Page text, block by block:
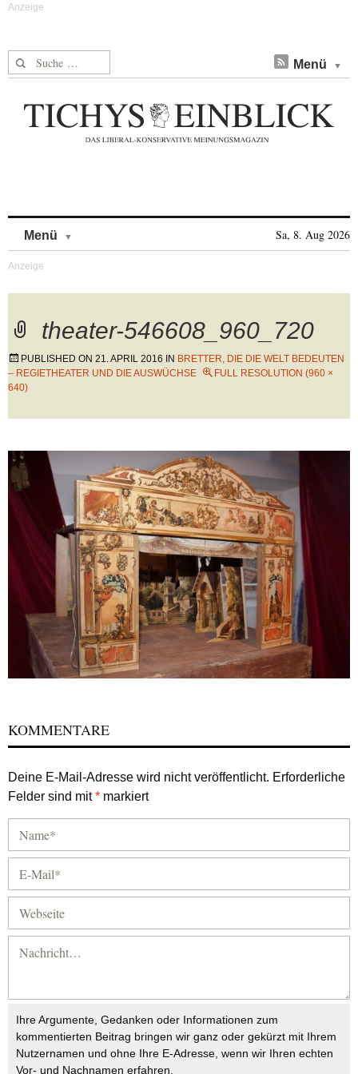
Suche nach: Menü
Menü Sa, 8. Aug 2026
theater-546608_960_720
PUBLISHED ON 21. APRIL 2016 IN BRETTER, DIE DIE WELT BEDEUTEN
– REGIETHEATER UND DIE AUSWÜCHSE
FULL RESOLUTION (960 ×
640)
KOMMENTARE
Deine E-Mail-Adresse wird nicht veröffentlicht. Erforderliche
Felder sind mit* markiert
Ihre Argumente, Gedanken oder Informationen zum
kommentierten Beitrag bringen wir ganz oder gekürzt mit Ihrem
Nutzernamen und ohne Ihre E-Adresse, wenn wir Ihren echten
Vor- und Nachnamen erfahren.